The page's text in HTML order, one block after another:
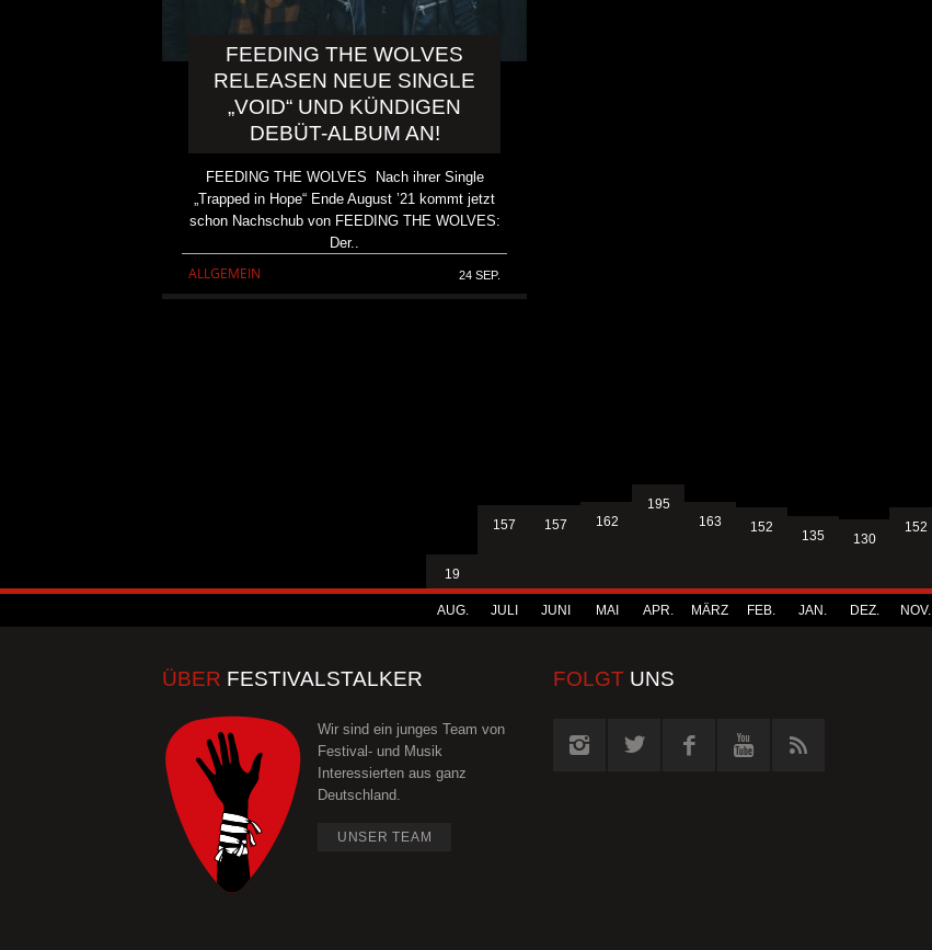
FEEDING THE WOLVES
RELEASEN NEUE SINGLE
„VOID“ UND KÜNDIGEN
DEBÜT-ALBUM AN!
FEEDING THE WOLVES Nach ihrer Single
„Trapped in Hope“ Ende August ’21 kommt jetzt
schon Nachschub von FEEDING THE WOLVES:
Der..
ALLGEMEIN 24 SEP.
19
AUG.
157
JULI
157
JUNI
162
MAI
195
APR.
163
MÄRZ
152
FEB.
135
JAN.
130
DEZ.
152
NOV.
ÜBER FESTIVALSTALKER
Wir sind ein junges Team von
Festival- und Musik
Interessierten aus ganz
Deutschland.
UNSER TEAM
FOLGT UNS